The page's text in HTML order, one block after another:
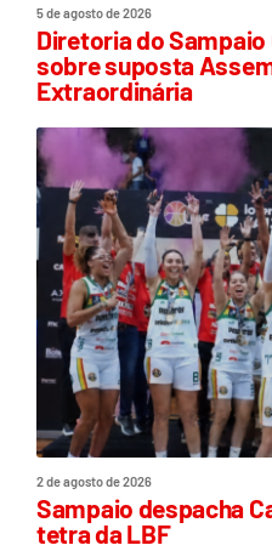
5 de agosto de 2026
Diretoria do
sobre suposta
Extraordinária
2 de agosto de 2026
Sampaio despacha
tetra da LBF